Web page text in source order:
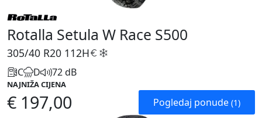
Rotalla Setula W Race S500
305/40 R20 112H
C D 72 dB
NAJNIŽA CIJENA
€ 197,00 Pogledaj ponude (1)